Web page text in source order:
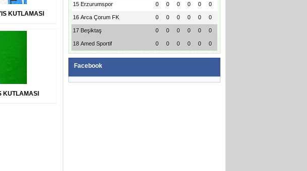
KUTLAMASI
KUTLAMASI
15 Erzurumspor 0
0
0
0
0
0
16 Arca Çorum FK 0
0
0
0
0
0
17 Beşiktaş 0
0
0
0
0
0
18 Amed Sportif 0
0
0
0
0
0
Facebook